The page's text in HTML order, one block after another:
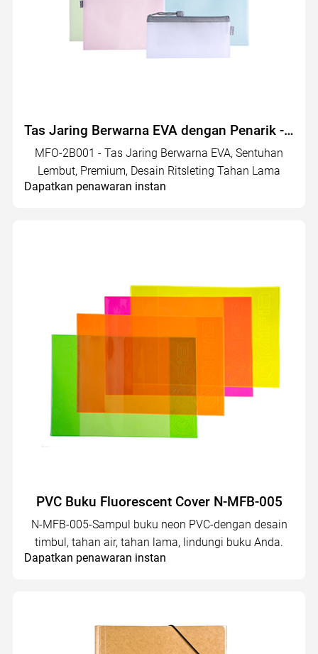
Tas Jaring Berwarna EVA dengan Penarik - MFO-2B001
MFO-2B001 - Tas Jaring Berwarna EVA, Sentuhan
Lembut, Premium, Desain Ritsleting Tahan Lama
Dapatkan penawaran instan
PVC Buku Fluorescent Cover N-MFB-005
N-MFB-005-Sampul buku neon PVC-dengan desain
timbul, tahan air, tahan lama, lindungi buku Anda.
Dapatkan penawaran instan